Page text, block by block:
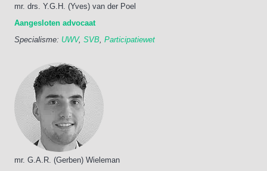
mr. drs. Y.G.H. (Yves) van der Poel
Aangesloten advocaat
Specialisme: UWV, SVB Participatiewet
mr. G.A.R. (Gerben) Wieleman